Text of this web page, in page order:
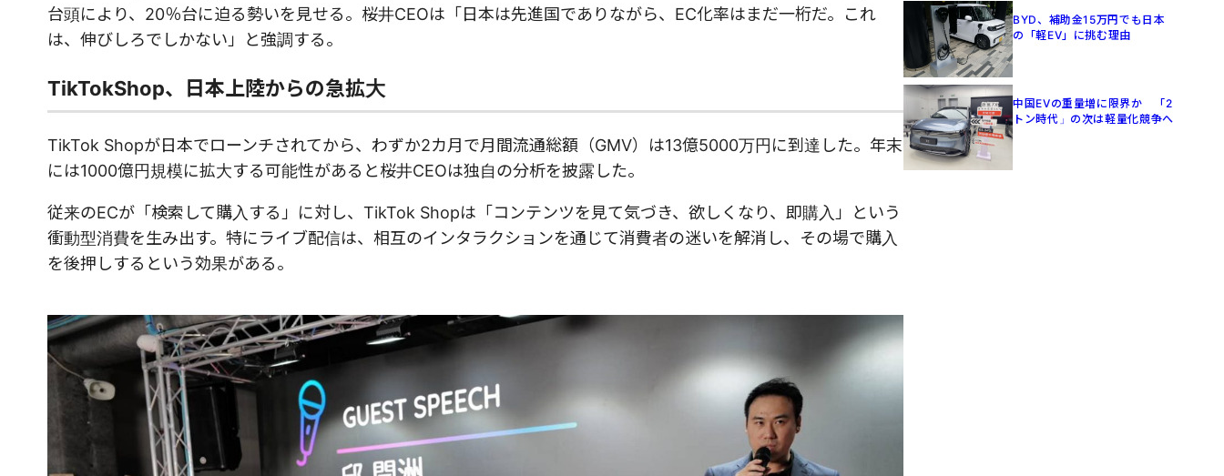
台頭により、20％台に迫る勢いを見せる。桜井CEOは「日本は先進国でありながら、EC化率はまだ一桁だ。これ
は、伸びしろでしかない」と強調する。
TikTokShop、日本上陸からの急拡大
TikTok Shopが日本でローンチされてから、わずか2カ月で月間流通総額（GMV）は13億5000万円に到達した。年末
には1000億円規模に拡大する可能性があると桜井CEOは独自の分析を披露した。
従来のECが「検索して購入する」に対し、TikTok Shopは「コンテンツを見て気づき、欲しくなり、即購入」という
衝動型消費を生み出す。特にライブ配信は、相互のインタラクションを通じて消費者の迷いを解消し、その場で購入
を後押しするという効果がある。
BYD、補助金15万円でも日本
の「軽EV」に挑む理由
中国EVの重量増に限界か 「2
トン時代」の次は軽量化競争へ